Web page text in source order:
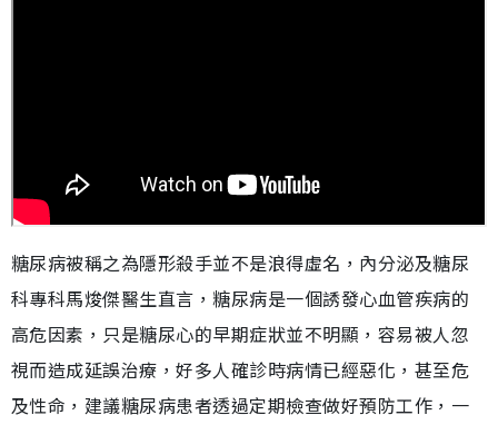
糖尿病被稱之為隱形殺手並不是浪得虛名，內分泌及糖尿
科專科馬焌傑醫生直言，糖尿病是一個誘發心血管疾病的
高危因素，只是糖尿心的早期症狀並不明顯，容易被人忽
視而造成延誤治療，好多人確診時病情已經惡化，甚至危
及性命，建議糖尿病患者透過定期檢查做好預防工作，一